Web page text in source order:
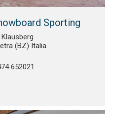
Sporting
(BZ) Italia
652021